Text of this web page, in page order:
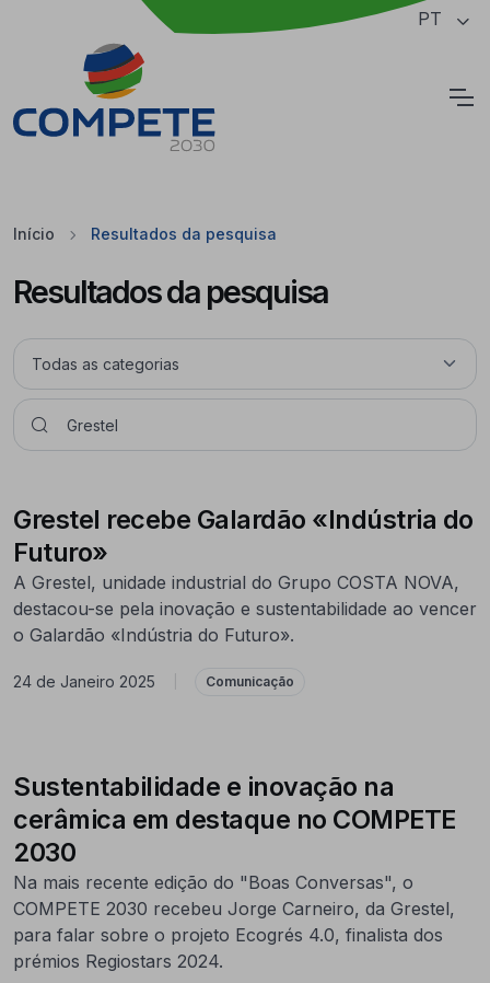
Saltar para o conteúdo principal da página PT
Início Resultados da pesquisa
Resultados da pesquisa
Grestel recebe Galardão «Indústria do
Futuro»
A Grestel, unidade industrial do Grupo COSTA NOVA,
destacou-se pela inovação e sustentabilidade ao vencer
o Galardão «Indústria do Futuro».
24 de Janeiro 2025 Comunicação
Sustentabilidade e inovação na
cerâmica em destaque no COMPETE
2030
Na mais recente edição do "Boas Conversas", o
COMPETE 2030 recebeu Jorge Carneiro, da Grestel,
para falar sobre o projeto Ecogrés 4.0, finalista dos
prémios Regiostars 2024.